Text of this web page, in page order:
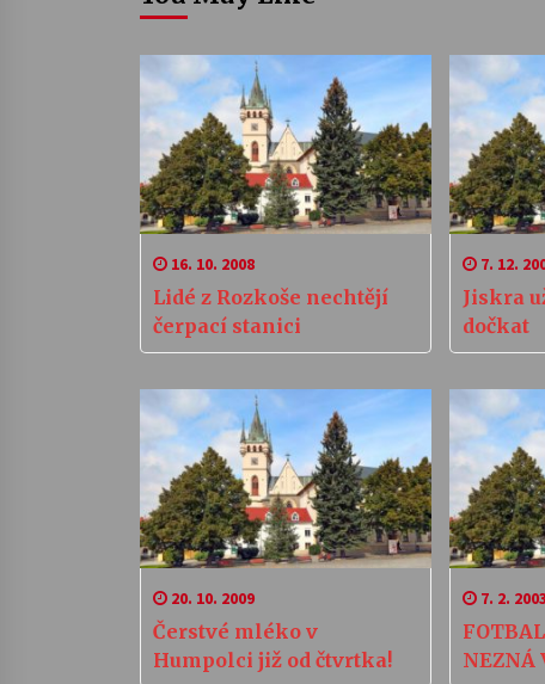
16. 10. 2008
Lidé z Rozkoše nechtějí
čerpací stanici
7. 12.
Jiskra
dočkat
20. 10. 2009
Čerstvé mléko v
Humpolci již od čtvrtka!
7. 2. 2003
NEZNÁ